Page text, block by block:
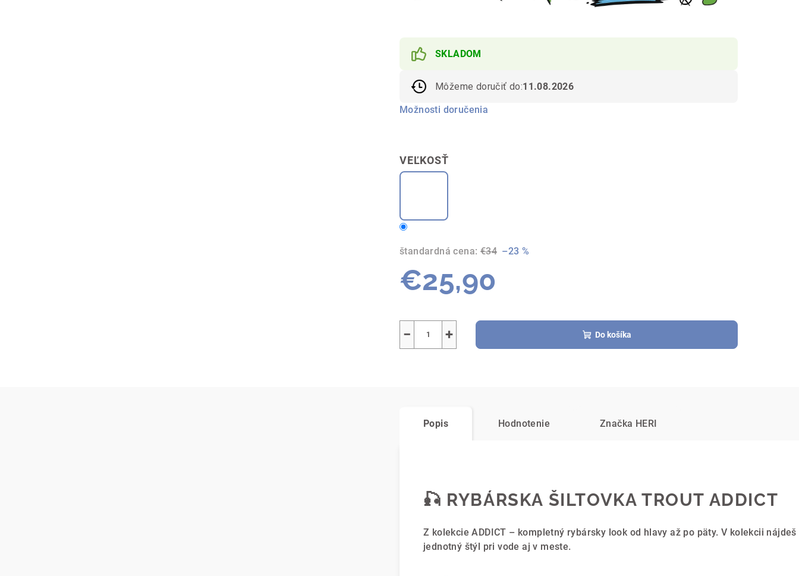
VEĽKOSŤ
štandardná cena: €34 –23 %
€25,90
cena:
SKLADOM
Môžeme doručiť do:11.08.2026
Možnosti doručenia
+
− Do košíka
Popis Hodnotenie Značka HERI
🎣 RYBÁRSKA ŠILTOVKA TROUT ADDICT
Z kolekcie ADDICT – kompletný rybársky look od hlavy až po päty. V kolekcii
jednotný štýl pri vode aj v meste.